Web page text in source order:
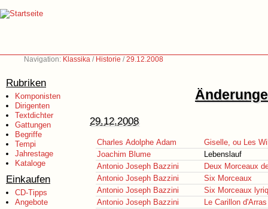
Navigation: Klassika / Historie /29.12.2008
Rubriken
Komponisten
Dirigenten
Textdichter
Gattungen
Begriffe
Tempi
Jahrestage
Kataloge
Einkaufen
CD-Tipps
Angebote
29.12.2008
Charles Adolphe Adam
Giselle, ou Les
Joachim Blume
Lebenslauf
Antonio Joseph Bazzini
Deux Morceaux
Antonio Joseph Bazzini
Six Morceaux
Antonio Joseph Bazzini
Six Morceaux
Antonio Joseph Bazzini
Le Carillon d'Arras